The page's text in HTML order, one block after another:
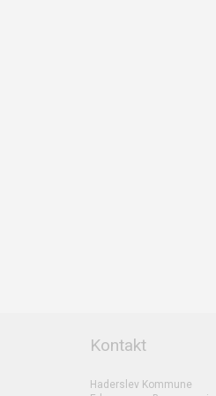
Kontakt
Haderslev Kommune